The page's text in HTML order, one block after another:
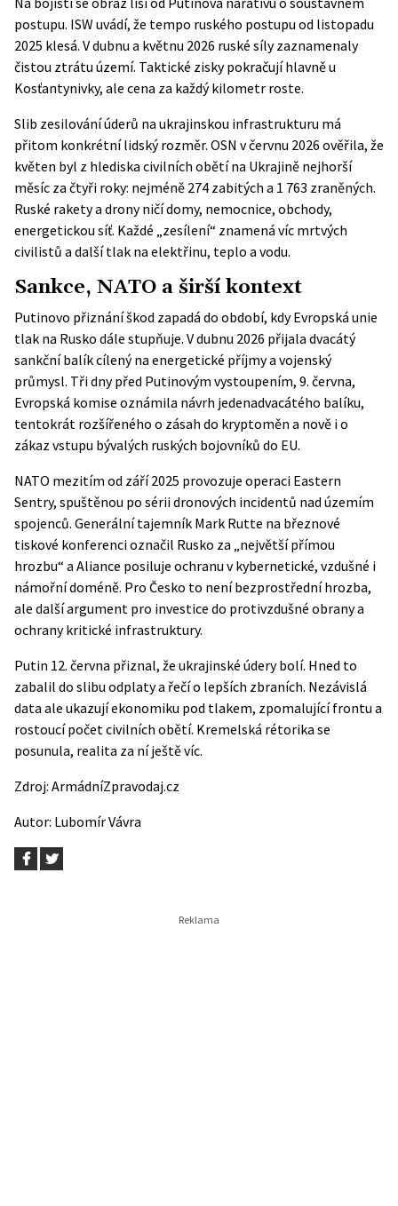
postupu. ISW uvádí, že tempo ruského postupu od listopadu
2025 klesá. V dubnu a květnu 2026 ruské síly zaznamenaly
čistou ztrátu území. Taktické zisky pokračují hlavně u
Kosťantynivky, ale cena za každý kilometr roste.
Slib zesilování úderů na ukrajinskou infrastrukturu má
přitom konkrétní lidský rozměr. OSN v červnu 2026 ověřila, že
květen byl z hlediska civilních obětí na Ukrajině nejhorší
měsíc za čtyři roky: nejméně 274 zabitých a 1 763 zraněných.
Ruské rakety a drony ničí domy, nemocnice, obchody,
energetickou síť. Každé „zesílení“ znamená víc mrtvých
civilistů a další tlak na elektřinu, teplo a vodu.
Sankce, NATO a širší kontext
Putinovo přiznání škod zapadá do období, kdy Evropská unie
tlak na Rusko dále stupňuje. V dubnu 2026 přijala dvacátý
sankční balík cílený na energetické příjmy a vojenský
průmysl. Tři dny před Putinovým vystoupením, 9. června,
Evropská komise oznámila návrh jedenadvacátého balíku,
tentokrát rozšířeného o zásah do kryptoměn a nově i o
zákaz vstupu bývalých ruských bojovníků do EU.
NATO mezitím od září 2025 provozuje operaci Eastern
Sentry, spuštěnou po sérii dronových incidentů nad územím
spojenců. Generální tajemník Mark Rutte na březnové
tiskové konferenci označil Rusko za „největší přímou
hrozbu“ a Aliance posiluje ochranu v kybernetické, vzdušné i
námořní doméně. Pro Česko to není bezprostřední hrozba,
ale další argument pro investice do protivzdušné obrany a
ochrany kritické infrastruktury.
Putin 12. června přiznal, že ukrajinské údery bolí. Hned to
zabalil do slibu odplaty a řečí o lepších zbraních. Nezávislá
data ale ukazují ekonomiku pod tlakem, zpomalující frontu a
rostoucí počet civilních obětí. Kremelská rétorika se
posunula, realita za ní ještě víc.
Zdroj: ArmádníZpravodaj.cz
Autor: Lubomír Vávra